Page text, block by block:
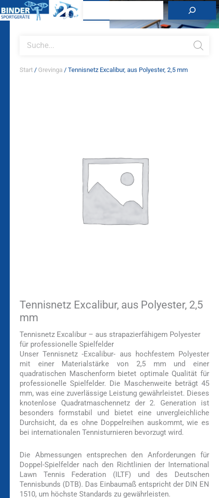
Inhalt
search
Start / Grevinga / Tennisnetz Excalibur, aus Polyester, 2,5 mm
Tennisnetz Excalibur, aus Polyester, 2,5
mm
Tennisnetz Excalibur – aus strapazierfähigem Polyester
für professionelle Spielfelder
Unser Tennisnetz -Excalibur- aus hochfestem Polyester
mit einer Materialstärke von 2,5 mm und einer
quadratischen Maschenform bietet optimale Qualität für
professionelle Spielfelder. Die Maschenweite beträgt 45
mm, was eine zuverlässige Leistung gewährleistet. Dieses
knotenlose Quadratmaschennetz der 2. Generation ist
besonders formstabil und bietet eine unvergleichliche
Durchsicht, da es ohne Doppelreihen auskommt, wie es
bei internationalen Tennisturnieren bevorzugt wird.
Die Abmessungen entsprechen den Anforderungen für
Doppel-Spielfelder nach den Richtlinien der International
Lawn Tennis Federation (ILTF) und des Deutschen
Tennisbunds (DTB). Das Einbaumaß entspricht der DIN EN
1510, um höchste Standards zu gewährleisten.